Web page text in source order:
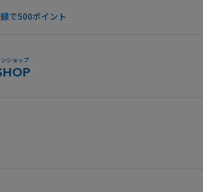
で500ポイント
ショップ